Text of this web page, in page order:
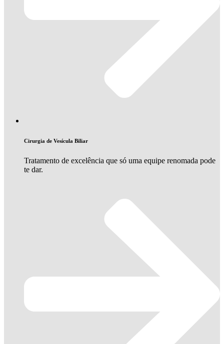
Cirurgia de Vesícula Biliar
Tratamento de excelência que só uma equipe renomada pode
te dar.